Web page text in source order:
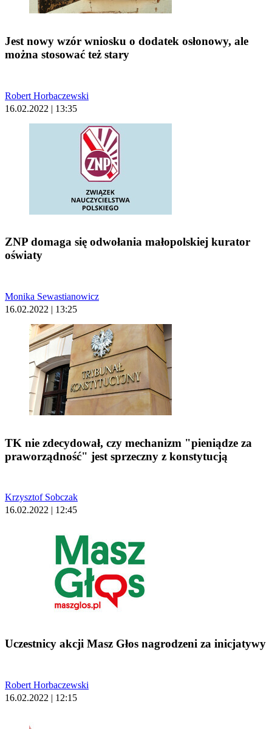
Jest nowy wzór wniosku o dodatek osłonowy, ale
można stosować też stary
Robert Horbaczewski
16.02.2022 | 13:35
ZNP domaga się odwołania małopolskiej kurator
oświaty
Monika Sewastianowicz
16.02.2022 | 13:25
TK nie zdecydował, czy mechanizm "pieniądze za
praworządność" jest sprzeczny z konstytucją
Krzysztof Sobczak
16.02.2022 | 12:45
Uczestnicy akcji Masz Głos nagrodzeni za inicjatywy
Robert Horbaczewski
16.02.2022 | 12:15